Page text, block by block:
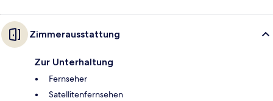
Zimmerausstattung
Zur Unterhaltung
Fernseher
Satellitenfernsehen